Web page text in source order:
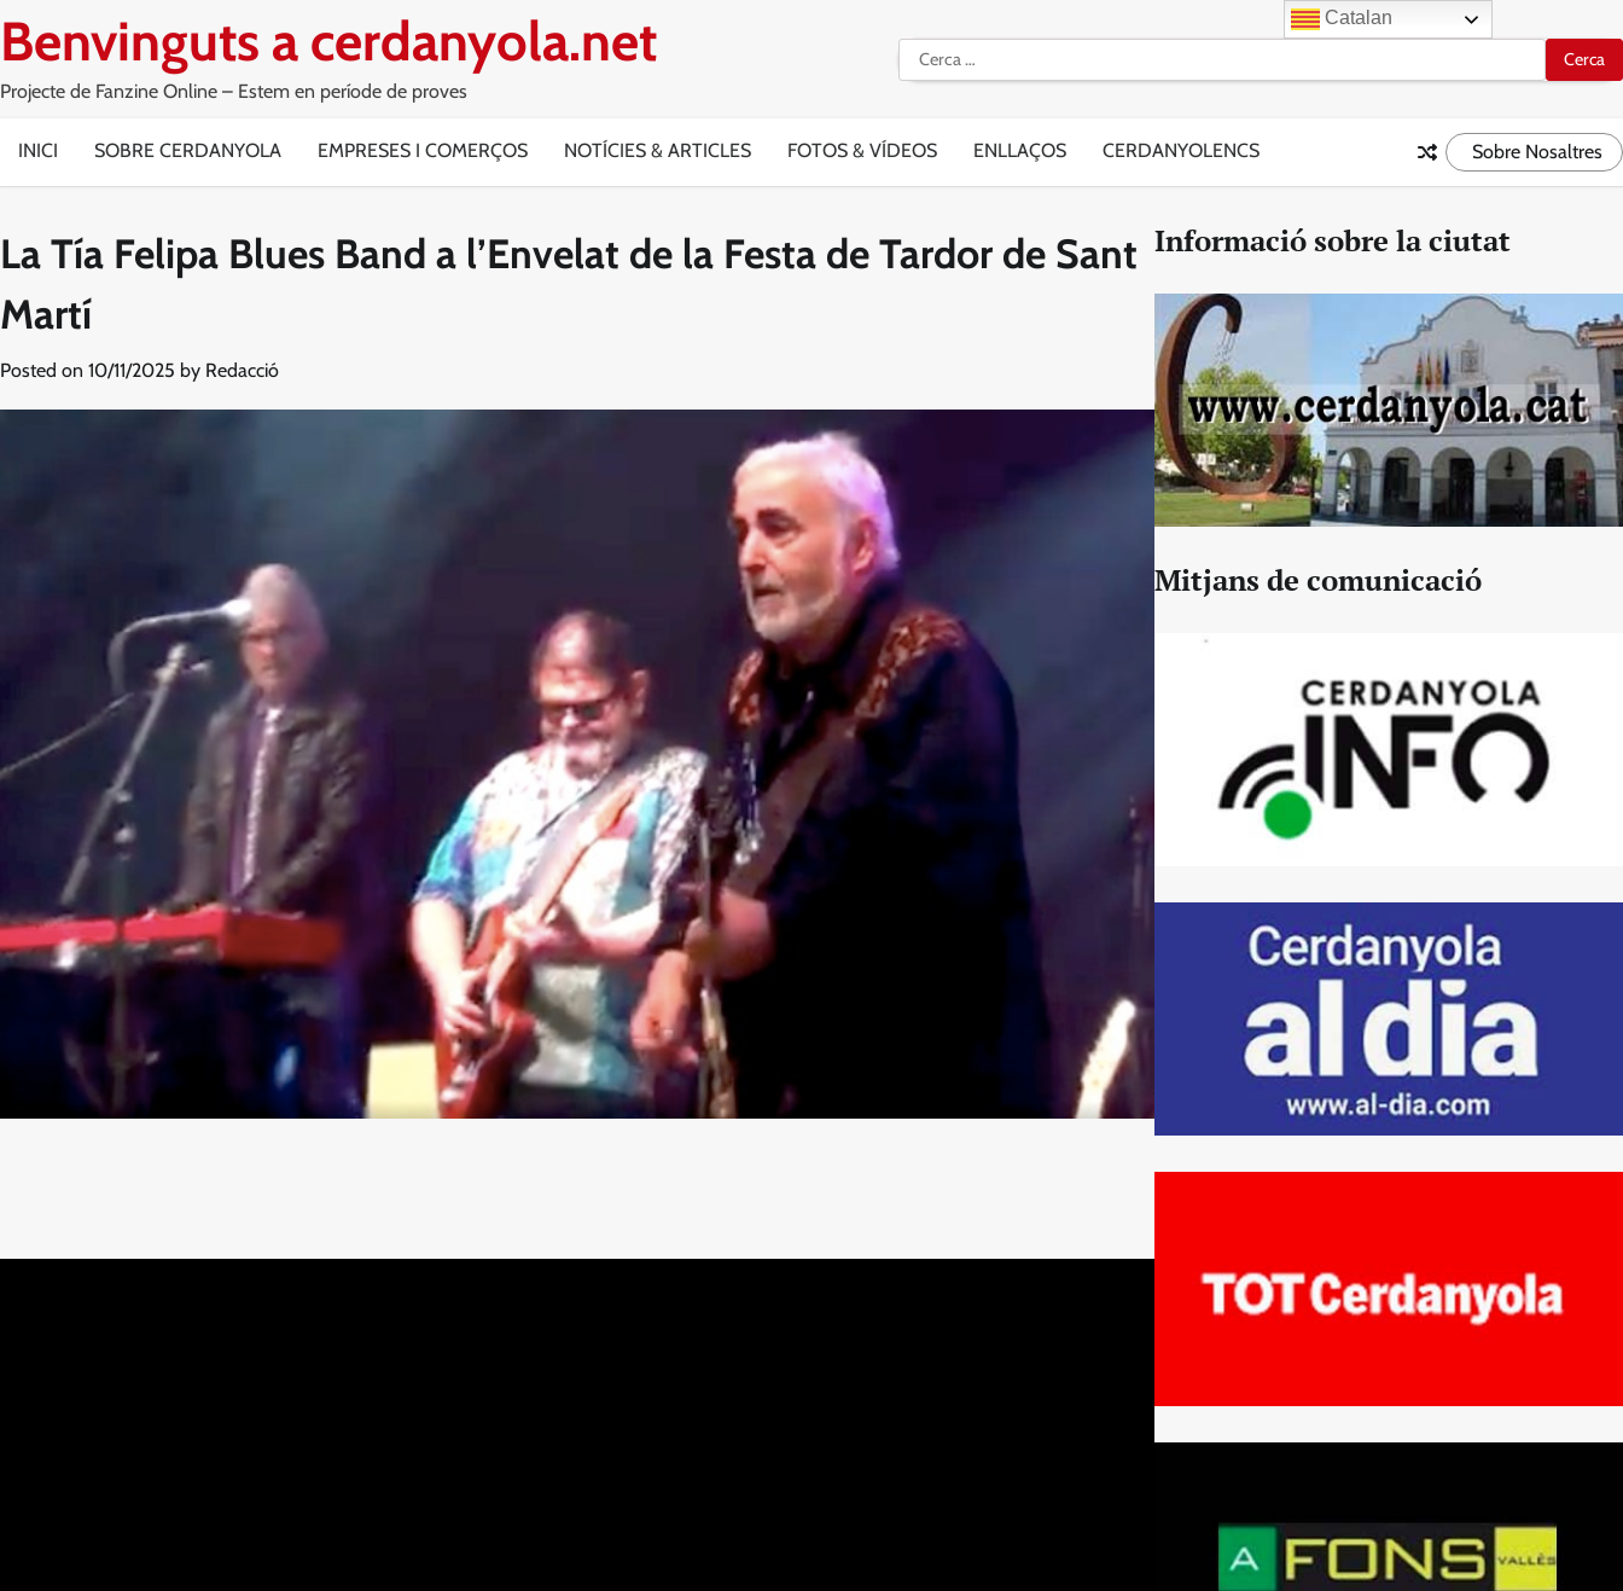
to
Benvinguts a cerdanyola.net
Projecte de Fanzine Online – Estem en període de proves
Cerca:
INICI SOBRE CERDANYOLA EMPRESES I COMERÇOS NOTÍCIES & ARTICLES FOTOS & VÍDEOS ENLLAÇOS CERDANYOLENCS Sobre Nosaltres
La Tía Felipa Blues Band a l’Envelat de la Festa de Tardor de Sant
Martí
Posted on 10/11/2025 by Redacció
Informació sobre la ciutat
Mitjans de comunicació
Catalan